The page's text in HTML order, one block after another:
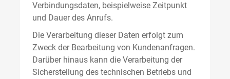
Verbindungsdaten, beispielweise Zeitpunkt
und Dauer des Anrufs.
Die Verarbeitung dieser Daten erfolgt zum
Zweck der Bearbeitung von Kundenanfragen.
Darüber hinaus kann die Verarbeitung der
Sicherstellung des technischen Betriebs und